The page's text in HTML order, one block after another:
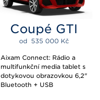
Coupé GTI
od 535 000 Kč
Aixam Connect: Rádio a
multifunkční media tablet s
dotykovou obrazovkou 6,2"
Bluetooth + USB